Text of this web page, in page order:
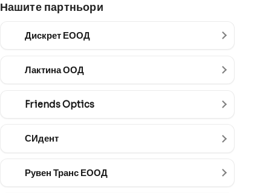
Нашите партньори
Дискрет ЕООД
Лактина ООД
Friends Optics
СИдент
Рувен Транс ЕООД